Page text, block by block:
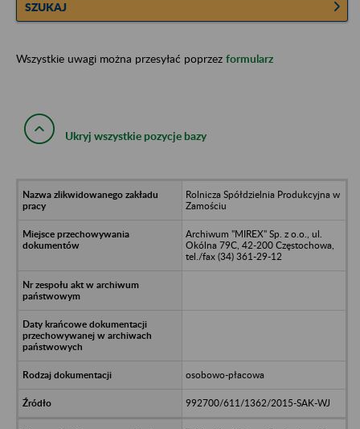
SZUKAJ
Wszystkie uwagi można przesyłać poprzez formularz
Ukryj wszystkie pozycje bazy
Rolnicza Spółdzielnia Produkcyjna w
Zamościu
Archiwum "MIREX" Sp. z o.o., ul.
Okólna 79C, 42-200 Częstochowa,
tel./fax (34) 361-29-12
osobowo-płacowa
992700/611/1362/2015-SAK-WJ